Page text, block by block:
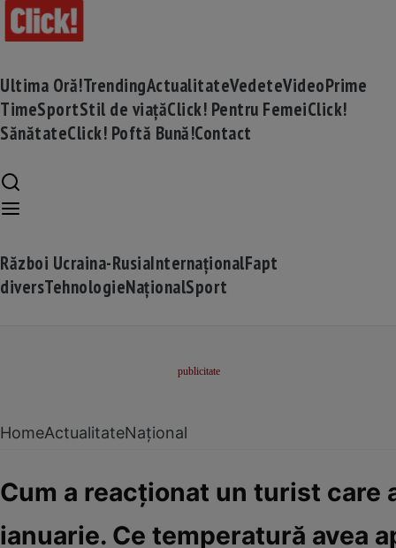
Ultima Oră!TrendingActualitateVedeteVideoPrime
TimeSportStil de viațăClick! Pentru FemeiClick!
SănătateClick! Poftă Bună!Contact
Război Ucraina-RusiaInternaționalFapt
diversTehnologieNaționalSport
HomeActualitateNațional
Cum a reacționat un turist care
ianuarie. Ce temperatură avea